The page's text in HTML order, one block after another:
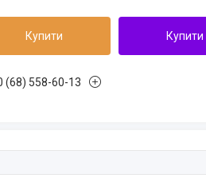
Купити Купити
(68) 558-60-13